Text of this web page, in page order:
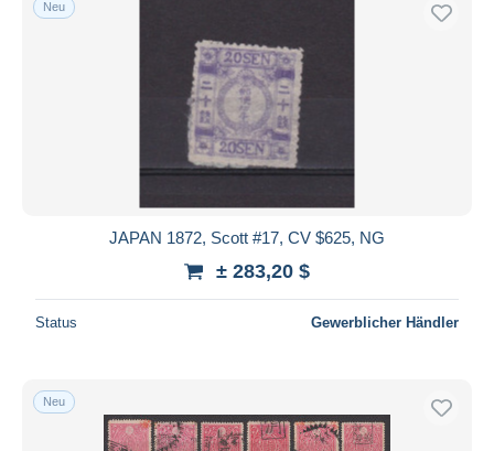
Kostenloser Versand
Zahlungsmethoden
Banküberweisung
Bancontact
iDeal
Neu
JAPAN 1872, Scott #17, CV $625, NG
± 283,20 $
Status Gewerblicher Händler
Neu